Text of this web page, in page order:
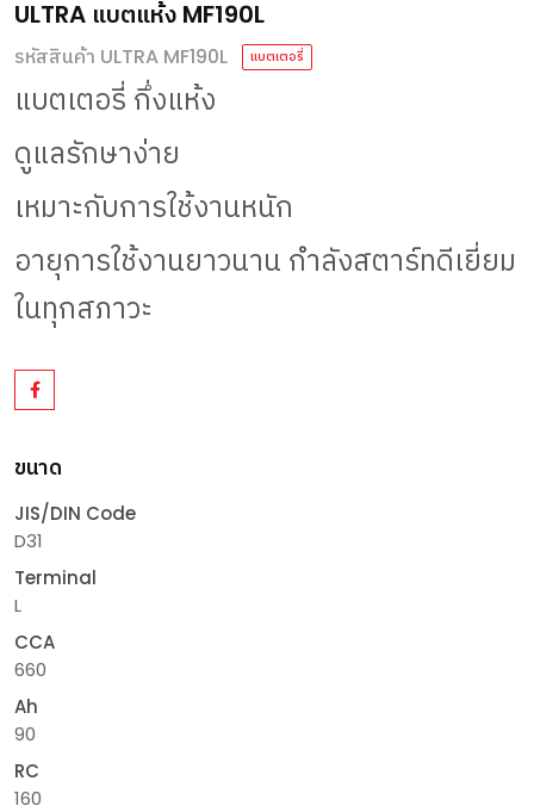
ULTRA แบตแห้ง MF190L
รหัสสินค้า ULTRA MF190L แบตเตอรี่
แบตเตอรี่ กึ่งแห้ง
ดูแลรักษาง่าย
เหมาะกับการใช้งานหนัก
อายุการใช้งานยาวนาน กำลังสตาร์ทดีเยี่ยม
ในทุกสภาวะ
ขนาด
JIS/DIN Code
D31
Terminal
L
CCA
660
Ah
90
RC
160